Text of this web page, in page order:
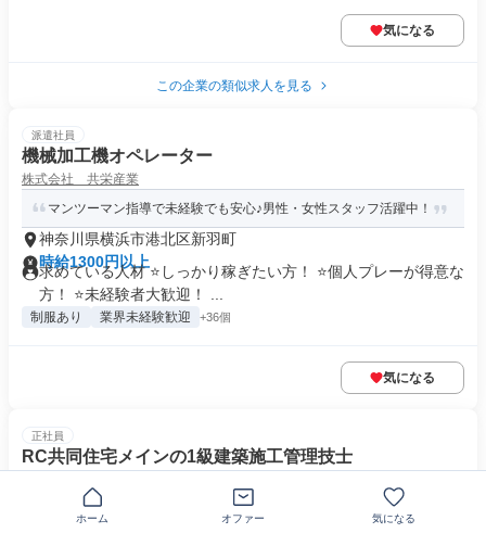
気になる
この企業の類似求人を見る
派遣社員
機械加工機オペレーター
株式会社 共栄産業
マンツーマン指導で未経験でも安心♪男性・女性スタッフ活躍中！
神奈川県横浜市港北区新羽町
時給1300円以上
求めている人材 ⭐しっかり稼ぎたい方！ ⭐個人プレーが得意な
方！ ⭐未経験者大歓迎！ ...
制服あり 業界未経験歓迎 +36個
気になる
正社員
RC共同住宅メインの1級建築施工管理技士
平均18時に退勤！裁量権＆働き易さあり◎技術を磨きたい方に
ホーム オファー 気になる